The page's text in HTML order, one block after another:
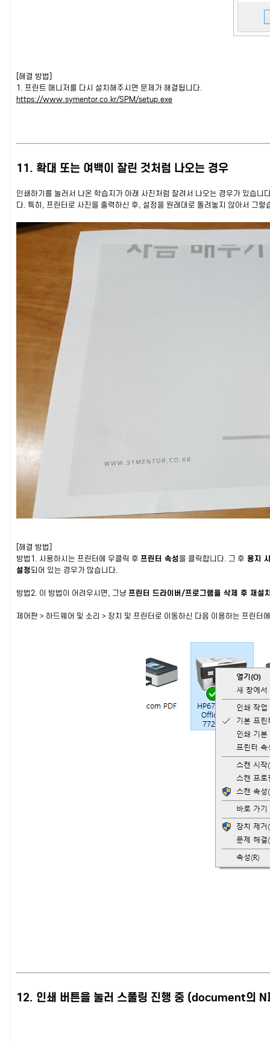
[해결 방법]
1. 프린트 매니저를 다시 설치해주시면 문제가 해결됩니다.
https://www.symentor.co.kr/SPM/setup.exe
11. 확대 또는 여백이 잘린 것처럼 나오는 경우
인쇄하기를 눌러서 나온 학습지가 아래 사진처럼 잘려서 나오는 경우가 있습니
다. 특히, 프린터로 사진을 출력하신 후, 설정을 원래대로 돌려놓지 않아서 그렇
[해결 방법]
방법1. 사용하시는 프린터에 우클릭 후 프린터 속성을 클릭합니다. 그 후 용지
설정되어 있는 경우가 많습니다.
방법2. 이 방법이 어려우시면, 그냥 프린터 드라이버/프로그램을 삭제 후 재설
제어판 > 하드웨어 및 소리 > 장치 및 프린터로 이동하신 다음 이용하는 프린
12. 인쇄 버튼을 눌러 스풀링 진행 중 (document의 N